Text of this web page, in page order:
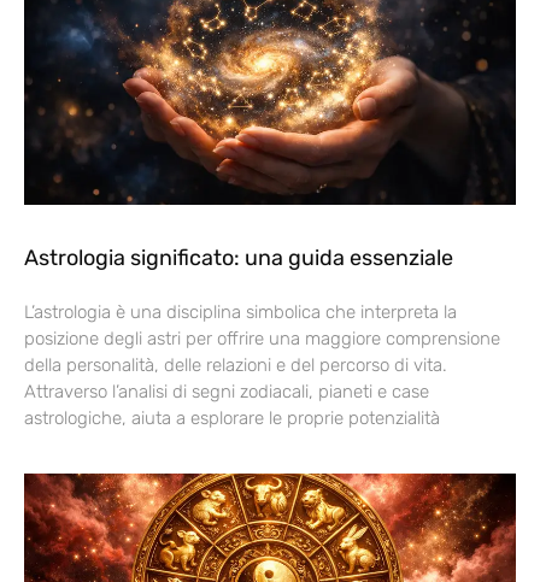
Astrologia significato: una guida essenziale
L’astrologia è una disciplina simbolica che interpreta la
posizione degli astri per offrire una maggiore comprensione
della personalità, delle relazioni e del percorso di vita.
Attraverso l’analisi di segni zodiacali, pianeti e case
astrologiche, aiuta a esplorare le proprie potenzialità